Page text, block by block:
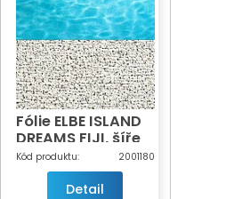
Fólie ELBE ISLAND
DREAMS FIJI, šíře
160 cm -
DOPRODEJ
Kód produktu: 2001180
Detail